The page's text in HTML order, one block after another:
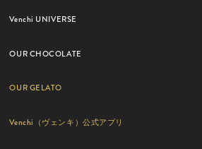
Venchi UNIVERSE
OUR CHOCOLATE
OUR GELATO
Venchi（ヴェンキ）公式アプリ